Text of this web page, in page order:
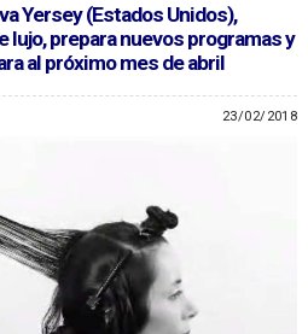
Yersey (Estados Unidos),
lujo, prepara nuevos programas y
al próximo mes de abril
23/02/2018